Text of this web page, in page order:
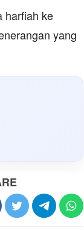
harfiah ke
yang